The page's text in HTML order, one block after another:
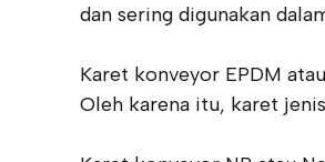
dan sering digunakan
Karet konveyor EPDM
Oleh karena itu, karet